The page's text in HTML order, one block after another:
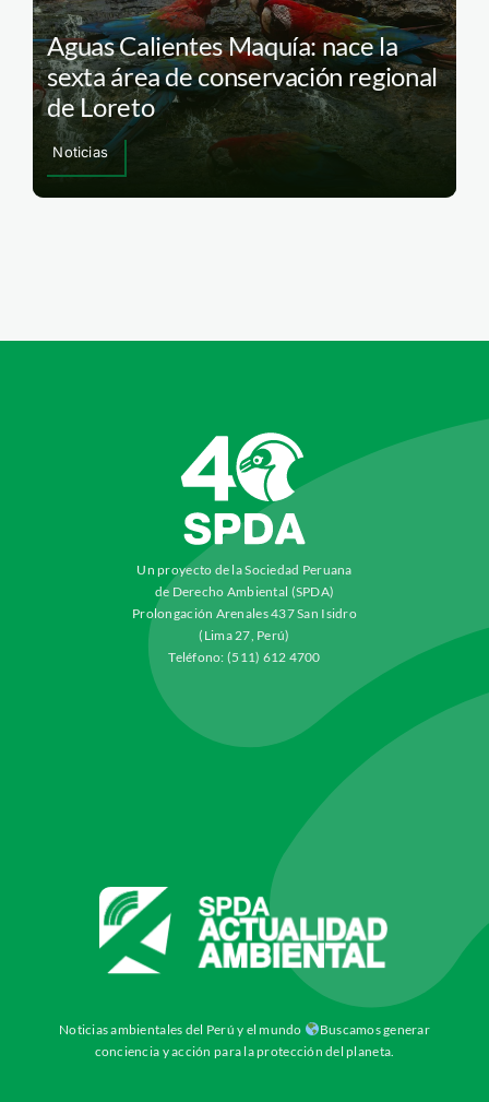
Aguas Calientes Maquía: nace la
sexta área de conservación regional
de Loreto
Noticias
Un proyecto de la Sociedad Peruana
de Derecho Ambiental (SPDA)
Prolongación Arenales 437 San Isidro
(Lima 27, Perú)
Teléfono: (511) 612 4700
Noticias ambientales del Perú y el mundo
Buscamos generar
conciencia y acción para la protección del planeta.